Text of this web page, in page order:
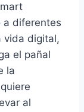
a diferentes
vida digital,
el pañal
la
al